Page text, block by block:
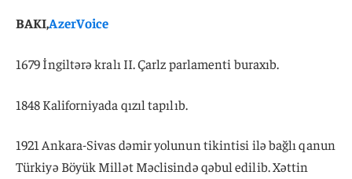
BAKI,AzerVoice
1679 İngiltərə kralı II. Çarlz parlamenti buraxıb.
1848 Kaliforniyada qızıl tapılıb.
1921 Ankara-Sivas dəmir yolunun tikintisi ilə bağlı qanun
Türkiyə Böyük Millət Məclisində qəbul edilib. Xəttin